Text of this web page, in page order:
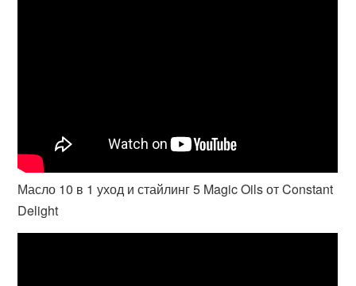
Масло 10 в 1 уход и стайлинг 5 Magic Oils от Constant
Delight